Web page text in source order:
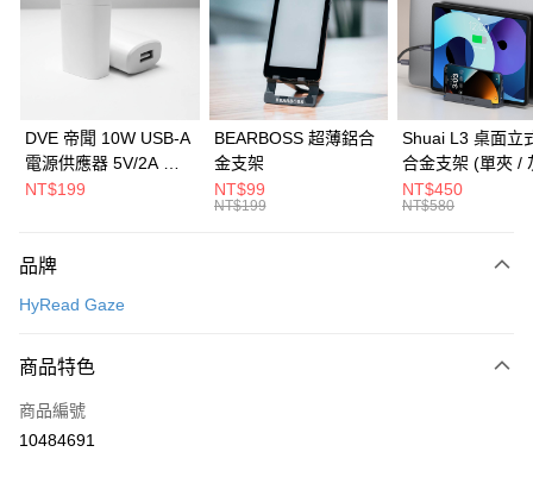
第一商業銀行
華南商業銀行
彰化商業銀行
上海商業儲蓄銀行
台北富邦商業銀行
兆豐國際商業銀行
臺灣中小企業銀行
台中商業銀行
匯豐（台灣）商業銀行
華泰商業銀行
聯邦商業銀行
元大商業銀行
台灣樂天信用卡公司
NT$3,048 21家銀行
合作金庫商業銀行
第一商業銀行
彰化商業銀行
台北富邦商業銀行
國泰世華商業銀行
兆豐國際商業銀行
臺灣中小企業銀行
匯豐（台灣）商業銀行
玉山商業銀行
台灣樂天信用卡公司
街口支付
悠遊付
相關說明
1.本服務由台灣大哥大提供，台灣大哥大用戶可立即使用無須另外申請。
2.付款方式選擇「大哥付你分期」，訂單成立後會自動跳轉到大哥付的交易
ATM付款
貨到付款
DVE 帝聞 10W USB-A
電源供應器 5V/2A 充
電頭 (適用閱讀器、小
NT$199
BEARBOSS 超薄鋁合
金支架
NT$99
NT$199
Shuai L3 桌面立
合金支架 (單夾 /
NT$450
NT$580
品牌
HyRead Gaze
商品特色
商品編號
10484691